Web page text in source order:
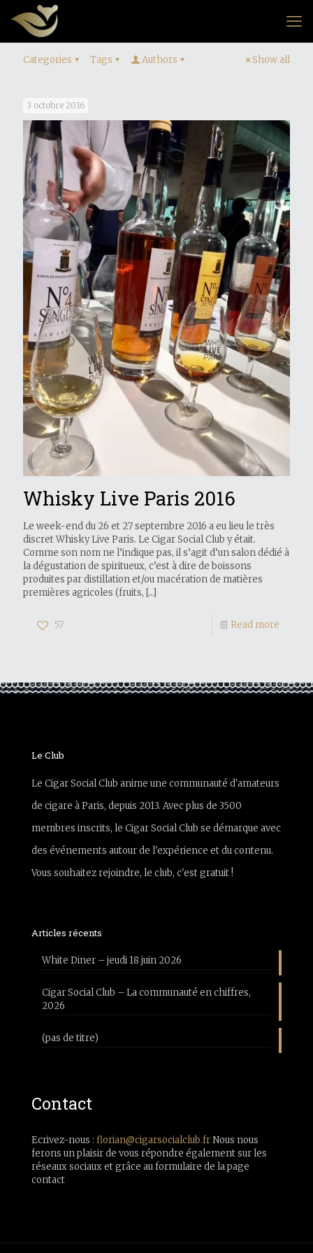
Categories Tags Authors Show all
3 octobre 2016
Whisky Live Paris 2016
Le week-end du 26 et 27 septembre 2016 a eu lieu le très
discret Whisky Live Paris. Le Cigar Social Club y était.
Comme son nom ne l’indique pas, il s’agit d’un salon dédié à
la dégustation de spiritueux, c’est à dire de boissons
produites par distillation et/ou macération de matières
premières agricoles (fruits, […]
57 Read more
Le Club
Le Cigar Social Club anime une communauté d'amateurs
de cigare à Paris, depuis 2013. Avec plus de 3500
membres inscrits, le Cigar Social Club se démarque avec
des événements autour de l'expérience et du contenu.
Vous souhaitez rejoindre, le club, c'est gratuit !
Articles récents
White Diner – jeudi 18 juin 2026
Cigar Social Club – La communauté en chiffres,
2026
(pas de titre)
Contact
Ecrivez-nous : florian@cigarsocialclub.frNous nous
ferons un plaisir de vous répondre également sur les
réseaux sociaux et grâce au formulaire de la page
contact